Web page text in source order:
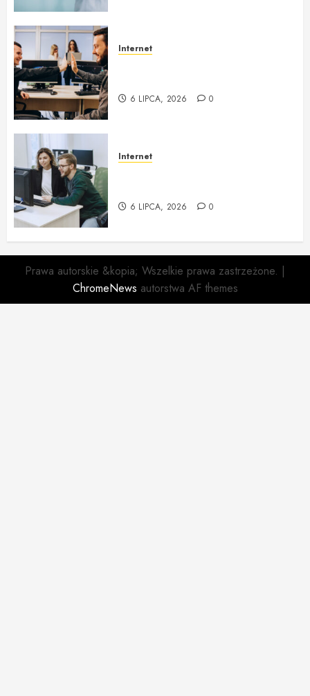
Internet
6 LIPCA, 2026 0
Internet
6 LIPCA, 2026 0
Prawa autorskie &kopia; Wszelkie prawa zastrzeżone. |
ChromeNews autorstwa AF themes